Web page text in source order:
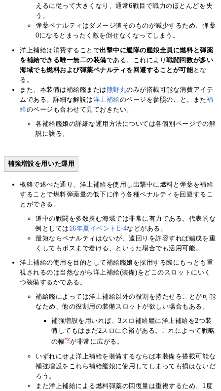
えるに従って大きくなり、通常6戦目で戦力のほとんどを失
う。
弾薬ペナルティはダメージ値そのものが減少するため、弾薬
0になるとまったく敵を倒せなくなってしまう。
洋上補給は消費することで出撃中に艦隊の艦娘全員に燃料と弾薬
を補給できる唯一無二の装備である。これにより戦闘回数が多い
海域でも燃料および弾薬ペナルティを回避することが可能 とな
る。
また、本装備は補給艦または熊野丸のみが搭載可能な消費アイテ
ムである。詳細な解説は洋上補給のページを参照のこと。また補
給のページも合わせて見ておきたい。
各補給艦娘の詳細な運用方法については各個別ページでの解
説に譲る。
補強増設を用いた運用
概略で述べた通り、洋上補給を使用し出撃中に燃料と弾薬を補給
することで燃料弾薬量の低下に伴う各種ペナルティを回避するこ
とができる。
道中の戦闘を多数挟む海域では非常に有力である。代表的な
例としては 16年夏イベントE-4などがある。
最短ならペナルティはないが、遠回りを許容すれば編成を重
くしてもボスまで着ける、といった場合でも活用可能。
洋上補給の使用を目的として補給艦娘を採用する際にもっとも重
視されるのは当然ながら洋上補給(装備)をどこのスロットにいく
つ装備するかである。
補給艦によっては洋上補給以外の役割を持たせることが可能
なため、他の役割用の装備スロットが欲しい場合もある。
補強増設を用いれば、3スロ補給艦に洋上補給を2つ装
備してもはまだ2スロに余裕がある。これによって戦略
の幅*2が非常に広がる。
いずれにせよ洋上補給を装備するならば本装備を搭載可能な
補強増設をこれら補給艦娘に使用してしまっても損はないだ
ろう。
また洋上補給による燃料弾薬の回復量は重複するため、1度